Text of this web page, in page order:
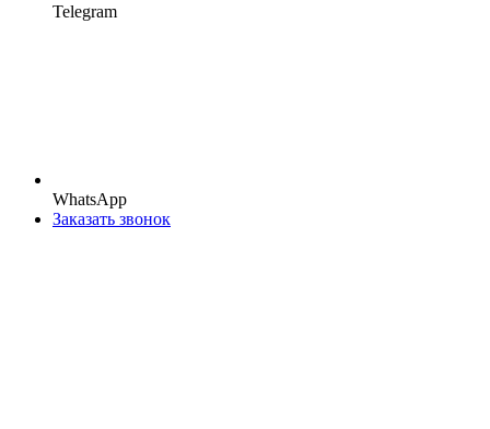
Telegram
WhatsApp
Заказать звонок